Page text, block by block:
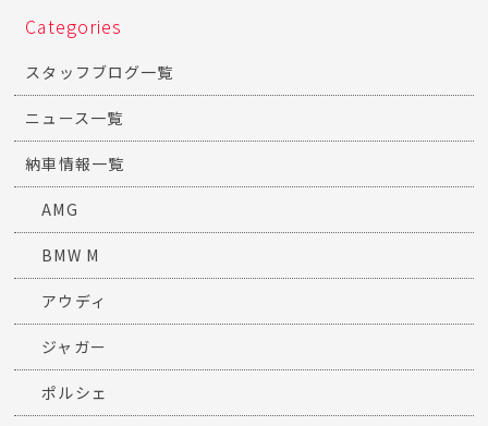
Categories
スタッフブログ一覧
ニュース一覧
納車情報一覧
AMG
BMW M
アウディ
ジャガー
ポルシェ